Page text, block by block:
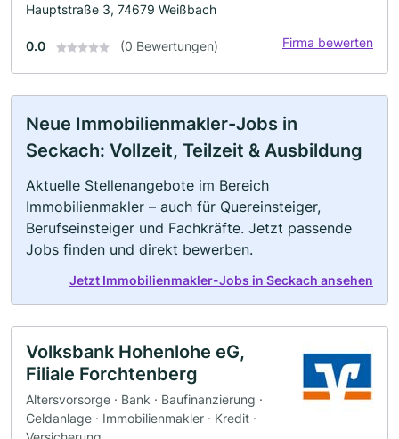
Hauptstraße 3, 74679 Weißbach
0.0 (0 Bewertungen) Firma bewerten
Neue Immobilienmakler-Jobs in
Seckach: Vollzeit, Teilzeit & Ausbildung
Aktuelle Stellenangebote im Bereich
Immobilienmakler – auch für Quereinsteiger,
Berufseinsteiger und Fachkräfte. Jetzt passende
Jobs finden und direkt bewerben.
Jetzt Immobilienmakler-Jobs in Seckach ansehen
Volksbank Hohenlohe eG,
Filiale Forchtenberg
Altersvorsorge · Bank · Baufinanzierung ·
Geldanlage · Immobilienmakler · Kredit ·